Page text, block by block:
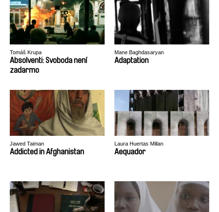
Tomáš Krupa
Absolventi: Svoboda není
zadarmo
Mane Baghdasaryan
Adaptation
Jawed Taiman
Addicted in Afghanistan
Laura Huertas Millan
Aequador